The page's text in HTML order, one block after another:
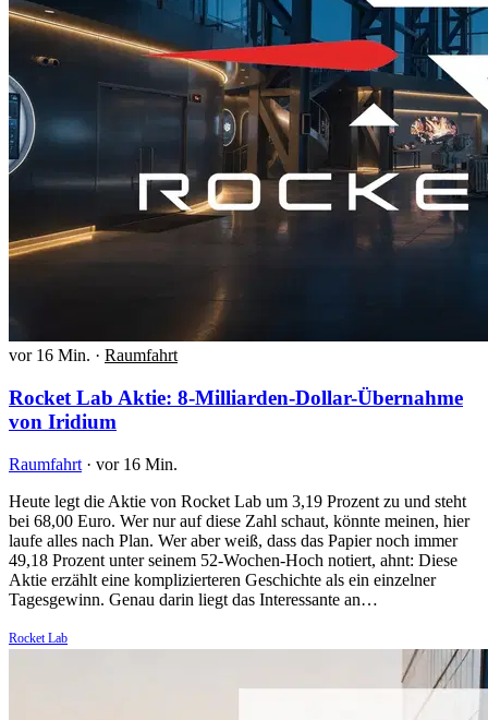
vor 16 Min. · Raumfahrt
Rocket Lab Aktie: 8-Milliarden-Dollar-Übernahme
von Iridium
Raumfahrt · vor 16 Min.
Heute legt die Aktie von Rocket Lab um 3,19 Prozent zu und steht
bei 68,00 Euro. Wer nur auf diese Zahl schaut, könnte meinen, hier
laufe alles nach Plan. Wer aber weiß, dass das Papier noch immer
49,18 Prozent unter seinem 52-Wochen-Hoch notiert, ahnt: Diese
Aktie erzählt eine komplizierteren Geschichte als ein einzelner
Tagesgewinn. Genau darin liegt das Interessante an…
Rocket Lab